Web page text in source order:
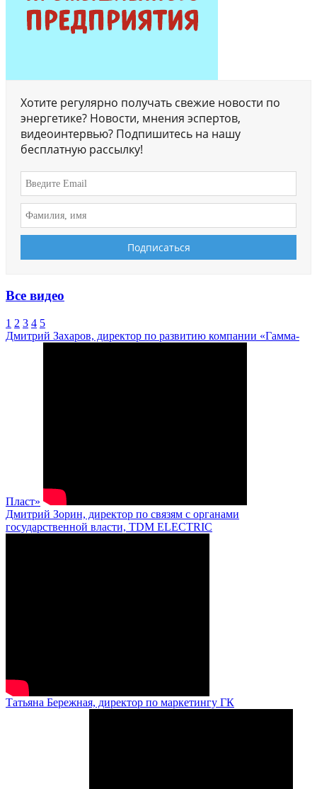
Хотите регулярно получать свежие новости по
энергетике? Новости, мнения эспертов,
видеоинтервью? Подпишитесь на нашу
бесплатную рассылку!
Все видео
1 2 3 4 5
Дмитрий Захаров, директор по развитию компании «Гамма-
Пласт»
Дмитрий Зорин, директор по связям с органами
государственной власти, TDM ELECTRIC
Татьяна Бережная, директор по маркетингу ГК